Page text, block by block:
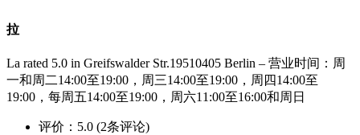
拉
La rated 5.0 in Greifswalder Str.19510405 Berlin – 营业时间：周
一和周二14:00至19:00，周三14:00至19:00，周四14:00至
19:00，每周五14:00至19:00，周六11:00至16:00和周日
评价：5.0 (2条评论)